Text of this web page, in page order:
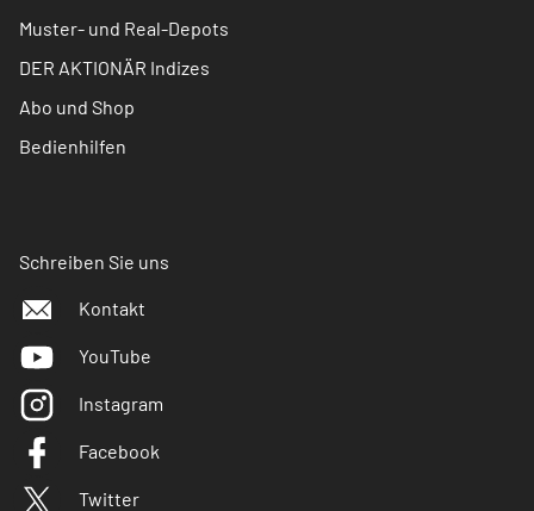
Muster- und Real-Depots
DER AKTIONÄR Indizes
Abo und Shop
Bedienhilfen
Schreiben Sie uns
Kontakt
YouTube
Instagram
Facebook
Twitter